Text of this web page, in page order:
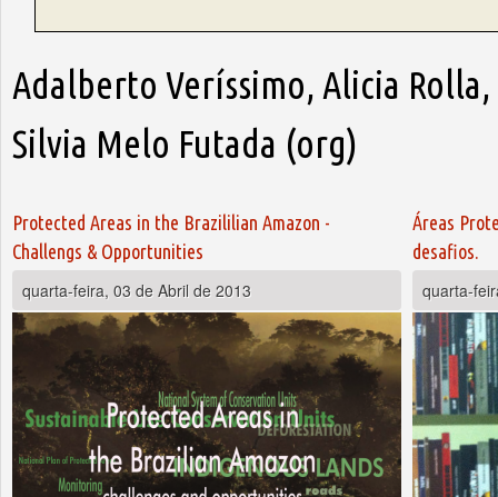
Adalberto Veríssimo, Alicia
Silvia Melo Futada (org)
Protected Areas in the Brazililian Amazon -
Challengs & Opportunities
quarta-feira, 03 de Abril de 2013
Áreas
desafios.
quarta-